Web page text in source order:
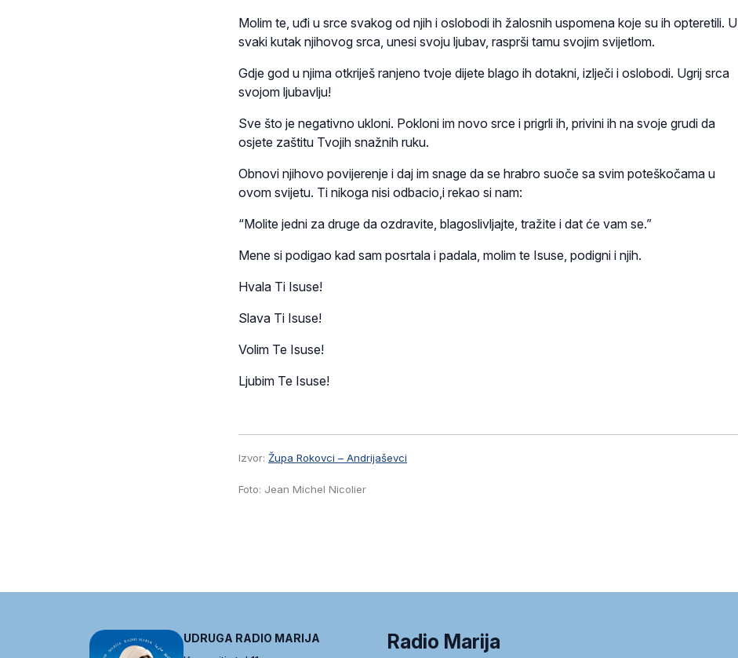
Molim te, uđi u srce svakog od njih i oslobodi ih žalosnih uspomena koje su ih opteretili. U
svaki kutak njihovog srca, unesi svoju ljubav, rasprši tamu svojim svijetlom.
Gdje god u njima otkriješ ranjeno tvoje dijete blago ih dotakni, izlječi i oslobodi. Ugrij srca
svojom ljubavlju!
Sve što je negativno ukloni. Pokloni im novo srce i prigrli ih, privini ih na svoje grudi da
osjete zaštitu Tvojih snažnih ruku.
Obnovi njihovo povijerenje i daj im snage da se hrabro suoče sa svim poteškočama u
ovom svijetu. Ti nikoga nisi odbacio,i rekao si nam:
“Molite jedni za druge da ozdravite, blagoslivljajte, tražite i dat će vam se.”
Mene si podigao kad sam posrtala i padala, molim te Isuse, podigni i njih.
Hvala Ti Isuse!
Slava Ti Isuse!
Volim Te Isuse!
Ljubim Te Isuse!
Izvor: Župa Rokovci – Andrijaševci
Foto: Jean Michel Nicolier
UDRUGA RADIO MARIJA
Radio Marija